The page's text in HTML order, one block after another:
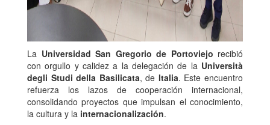
La Universidad San Gregorio de Portoviejo recibió
con orgullo y calidez a la delegación de la Università
degli Studi della Basilicata, de Italia. Este encuentro
refuerza los lazos de cooperación internacional,
consolidando proyectos que impulsan el conocimiento,
la cultura y la internacionalización.